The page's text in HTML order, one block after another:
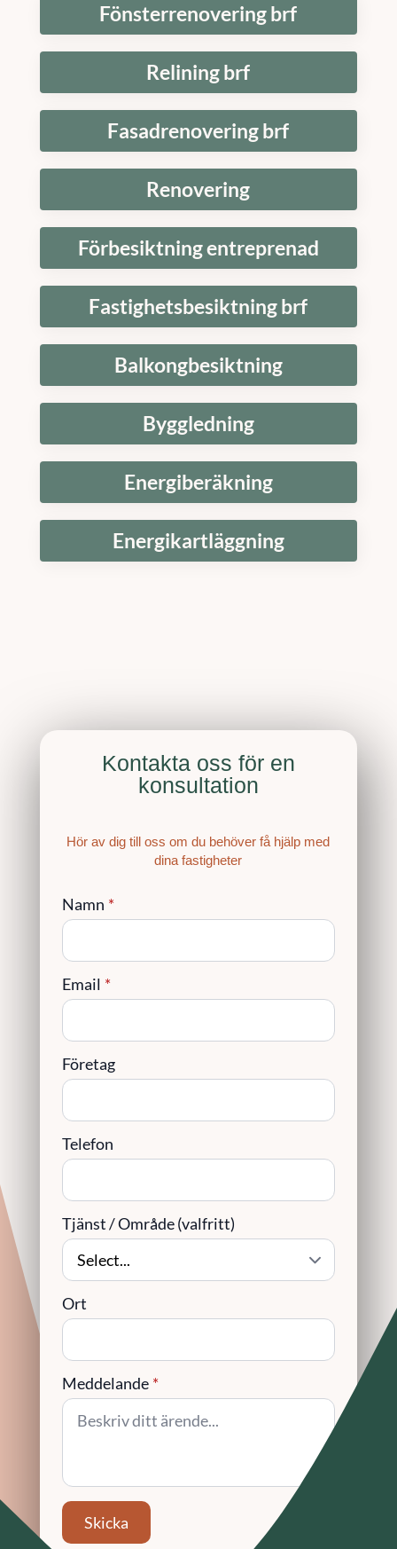
Fönsterrenovering brf
Relining brf
Fasadrenovering brf
Renovering
Förbesiktning entreprenad
Fastighetsbesiktning brf
Balkongbesiktning
Byggledning
Energiberäkning
Energikartläggning
Kontakta oss för en
konsultation
Hör av dig till oss om du behöver få hjälp med
dina fastigheter
Namn *
Email *
Företag
Telefon
Tjänst / Område (valfritt)
Ort
Meddelande *
Skicka